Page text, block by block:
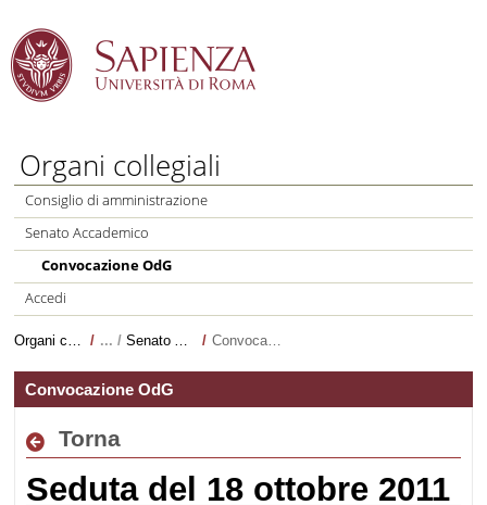
Organi collegiali
Consiglio di amministrazione
Senato Accademico
Convocazione OdG
Accedi
/ / Convocazione OdG
Convocazione OdG
Torna
Seduta del 18 ottobre 2011